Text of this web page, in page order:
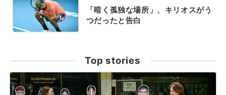
「暗く孤独な場所」、キリオスがう
つだったと告白
Top stories